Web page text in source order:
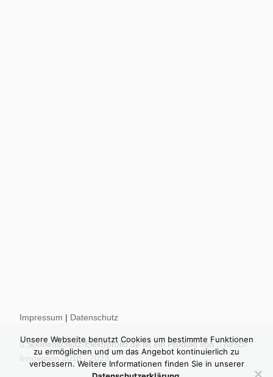
Impressum | Datenschutz
Sonnenschutz-Elektrorollo.de ist ein Produkt von
Kirsch
Innovation 2018 - 2023
Unsere Webseite benutzt Cookies um bestimmte Funktionen
zu ermöglichen und um das Angebot kontinuierlich zu
verbessern. Weitere Informationen finden Sie in unserer